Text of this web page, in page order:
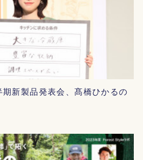
新製品発表会、髙橋ひかるの